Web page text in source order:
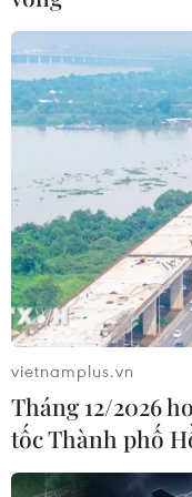
28/06/2014 14:37
"CĐV chó" của Bồ
nhảy lên ăn mừng
nhà ghi bàn
26/06/2014 07:24
Cận cảnh Lionel
vietnamplus.vn
Tháng 12/2026
tốc Thành phố